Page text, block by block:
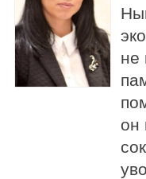
не
он